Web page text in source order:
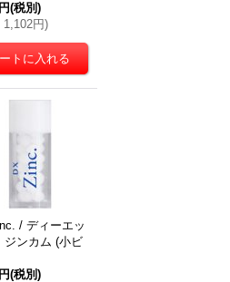
(税別)
1,102円)
/ ディーエッ
ンカム (小ビ
(税別)